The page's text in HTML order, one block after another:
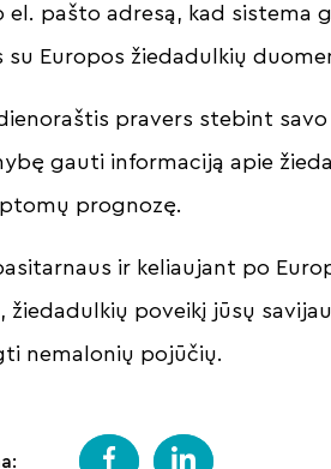
el. pašto adresą, kad
Europos žiedadulkių
pravers stebint
gauti informaciją apie
prognozę.
ir keliaujant po
žiedadulkių poveikį jūsų
nemalonių pojūčių.